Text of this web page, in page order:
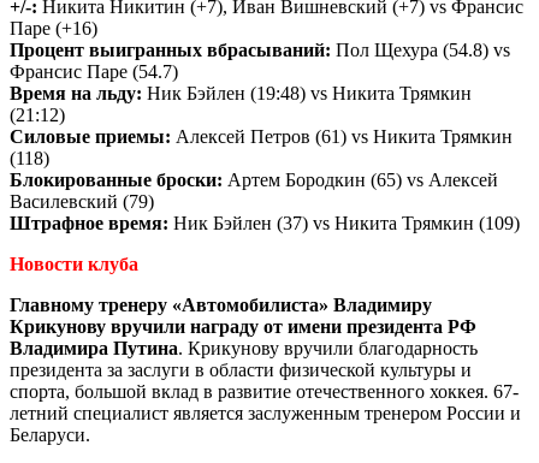
+/-: Никита Никитин (+7), Иван Вишневский (+7) vs Франсис
Паре (+16)
Процент выигранных вбрасываний: Пол Щехура (54.8) vs
Франсис Паре (54.7)
Время на льду: Ник Бэйлен (19:48) vs Никита Трямкин
(21:12)
Силовые приемы: Алексей Петров (61) vs Никита Трямкин
(118)
Блокированные броски: Артем Бородкин (65) vs Алексей
Василевский (79)
Штрафное время: Ник Бэйлен (37) vs Никита Трямкин (109)
Новости клуба
Главному тренеру «Автомобилиста» Владимиру
Крикунову вручили награду от имени президента РФ
Владимира Путина. Крикунову вручили благодарность
президента за заслуги в области физической культуры и
спорта, большой вклад в развитие отечественного хоккея. 67-
летний специалист является заслуженным тренером России и
Беларуси.